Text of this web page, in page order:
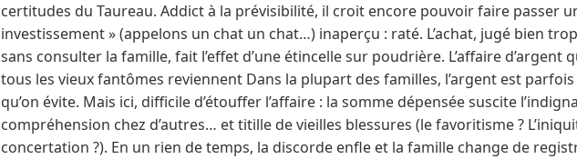
certitudes du Taureau. Addict à la prévisibilité, il croit encore pouvoir faire passer
investissement » (appelons un chat un chat…) inaperçu : raté. L’achat, jugé bien
sans consulter la famille, fait l’effet d’une étincelle sur poudrière. L’affaire d’argent
tous les vieux fantômes reviennent Dans la plupart des familles, l’argent est
qu’on évite. Mais ici, difficile d’étouffer l’affaire : la somme dépensée suscite
compréhension chez d’autres… et titille de vieilles blessures (le favoritisme ?
concertation ?). En un rien de temps, la discorde enfle et la famille change de